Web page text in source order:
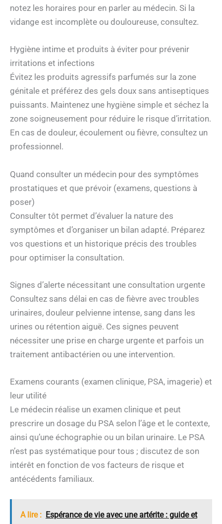
notez les horaires pour en parler au médecin. Si la
vidange est incomplète ou douloureuse, consultez.
Hygiène intime et produits à éviter pour prévenir
irritations et infections
Évitez les produits agressifs parfumés sur la zone
génitale et préférez des gels doux sans antiseptiques
puissants. Maintenez une hygiène simple et séchez la
zone soigneusement pour réduire le risque d’irritation.
En cas de douleur, écoulement ou fièvre, consultez un
professionnel.
Quand consulter un médecin pour des symptômes
prostatiques et que prévoir (examens, questions à
poser)
Consulter tôt permet d’évaluer la nature des
symptômes et d’organiser un bilan adapté. Préparez
vos questions et un historique précis des troubles
pour optimiser la consultation.
Signes d’alerte nécessitant une consultation urgente
Consultez sans délai en cas de fièvre avec troubles
urinaires, douleur pelvienne intense, sang dans les
urines ou rétention aiguë. Ces signes peuvent
nécessiter une prise en charge urgente et parfois un
traitement antibactérien ou une intervention.
Examens courants (examen clinique, PSA, imagerie) et
leur utilité
Le médecin réalise un examen clinique et peut
prescrire un dosage du PSA selon l’âge et le contexte,
ainsi qu’une échographie ou un bilan urinaire. Le PSA
n’est pas systématique pour tous ; discutez de son
intérêt en fonction de vos facteurs de risque et
antécédents familiaux.
A lire : Espérance de vie avec une artérite : guide et